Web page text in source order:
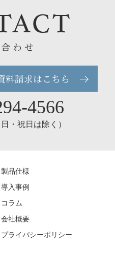
わせ
料請求はこちら
4566
・祝日は除く）
製品仕様
導入事例
コラム
会社概要
プライバシーポリシー